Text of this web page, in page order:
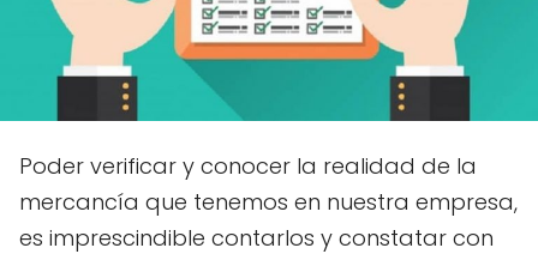
Poder verificar y conocer la realidad de la
mercancía que tenemos en nuestra empresa,
es imprescindible contarlos y constatar con